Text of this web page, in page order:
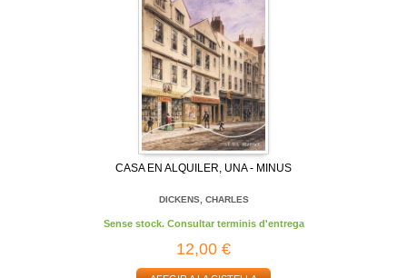
CASA EN ALQUILER, UNA - MINUS
DICKENS, CHARLES
Sense stock. Consultar terminis d'entrega
12,00 €